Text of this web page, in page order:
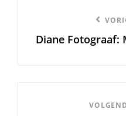
bericht
Diane Fotograaf: